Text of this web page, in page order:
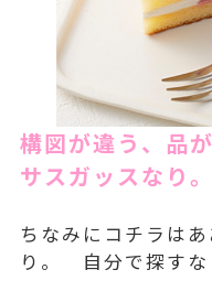
構図が違う、品
サスガッスなり。
ちなみにコチラは
り。 自分で探すな